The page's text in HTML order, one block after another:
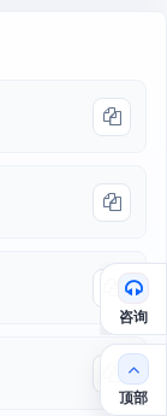
咨询
顶部